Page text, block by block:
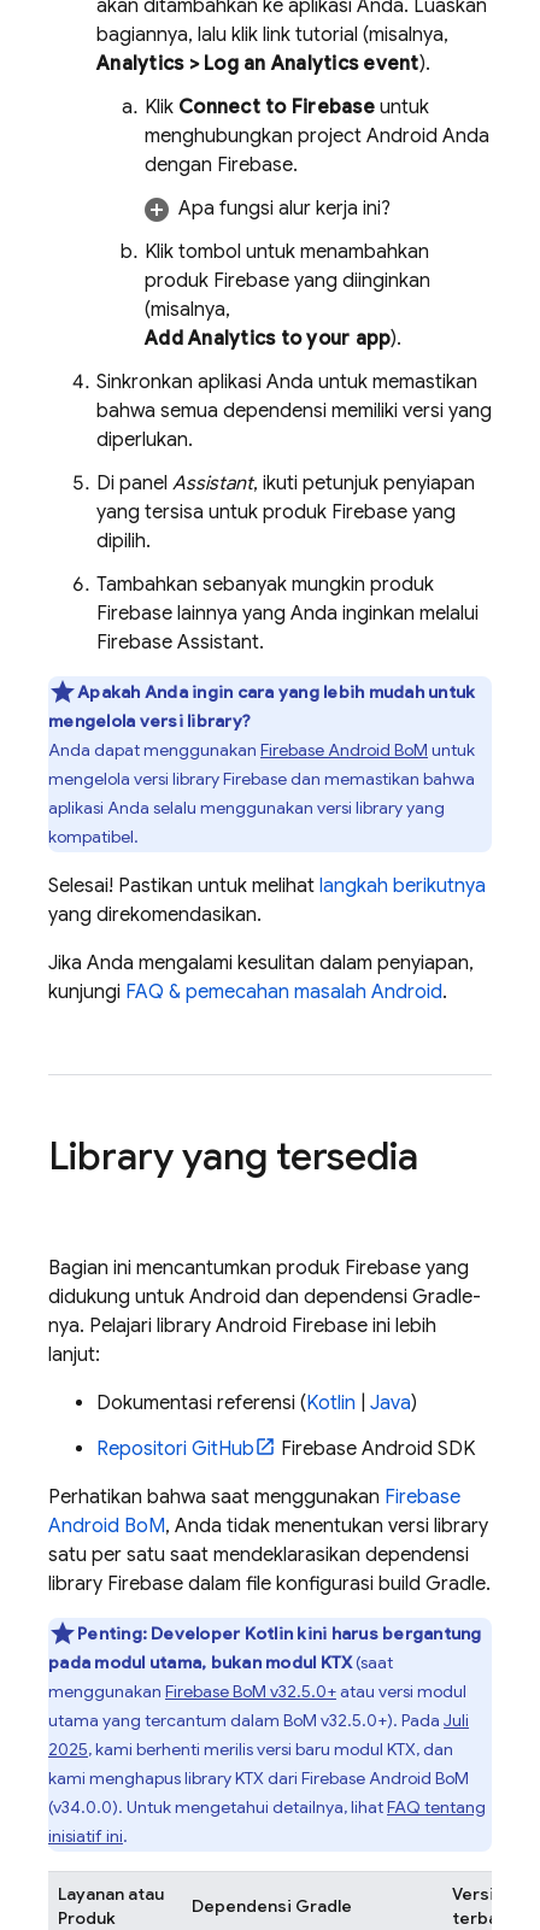
akan ditambahkan ke aplikasi Anda. Luaskan
bagiannya, lalu klik link tutorial (misalnya,
Analytics> Log an Analytics event).
Klik Connect to Firebaseuntuk
menghubungkan project Android Anda
dengan Firebase.
Apa fungsi alur kerja ini?
Klik tombol untuk menambahkan
produk Firebase yang diinginkan
(misalnya,
AddAnalyticsto your app).
Sinkronkan aplikasi Anda untuk memastikan
bahwa semua dependensi memiliki versi yang
diperlukan.
Di panel Assistant, ikuti petunjuk penyiapan
yang tersisa untuk produk Firebase yang
dipilih.
Tambahkan sebanyak mungkin produk
Firebase lainnya yang Anda inginkan melalui
Firebase Assistant.
Apakah Anda ingin cara yang lebih mudah untuk
mengelola versi library?
Anda dapat menggunakan Firebase Android BoM untuk
mengelola versi library Firebase dan memastikan bahwa
aplikasi Anda selalu menggunakan versi library yang
kompatibel.
Selesai! Pastikan untuk melihat langkah berikutnya
yang direkomendasikan.
Jika Anda mengalami kesulitan dalam penyiapan,
kunjungi FAQ & pemecahan masalah Android.
Library yang tersedia
Bagian ini mencantumkan produk Firebase yang
didukung untuk Android dan dependensi Gradle-
nya. Pelajari library Android Firebase ini lebih
lanjut:
Dokumentasi referensi (Kotlin Java)
Repositori GitHub
Firebase Android SDK
Perhatikan bahwa saat menggunakan Firebase
Android BoM, Anda tidak menentukan versi library
satu per satu saat mendeklarasikan dependensi
library Firebase dalam file konfigurasi build Gradle.
Penting: Developer Kotlin kini harus bergantung
pada modul utama, bukan modul KTX(saat
menggunakan Firebase BoM v32.5.0+atau versi modul
utama yang tercantum dalam BoM v32.5.0+). Pada Juli
2025, kami berhenti merilis versi baru modul KTX, dan
kami menghapus library KTX dari Firebase Android BoM
(v34.0.0). Untuk mengetahui detailnya, lihatFAQ tentang
inisiatif ini.
Layanan atau
Produk
Dependensi Gradle
Versi
terbaru